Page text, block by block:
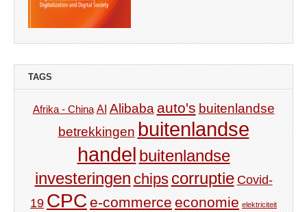
TAGS
Afrika - China AI Alibaba auto's buitenlandse
betrekkingen buitenlandse
handel buitenlandse
investeringen chips corruptie Covid-
19 CPC e-commerce economie elektriciteit